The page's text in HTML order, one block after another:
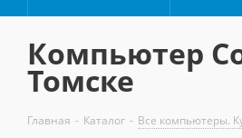
Компьютер
Томске
Главная - Каталог - Все компьютеры.